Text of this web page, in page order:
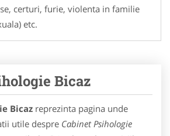
certuri, furie, violenta in familie
etc.
Bicaz
Bicaz reprezinta pagina unde
utile despre Cabinet Psihologie